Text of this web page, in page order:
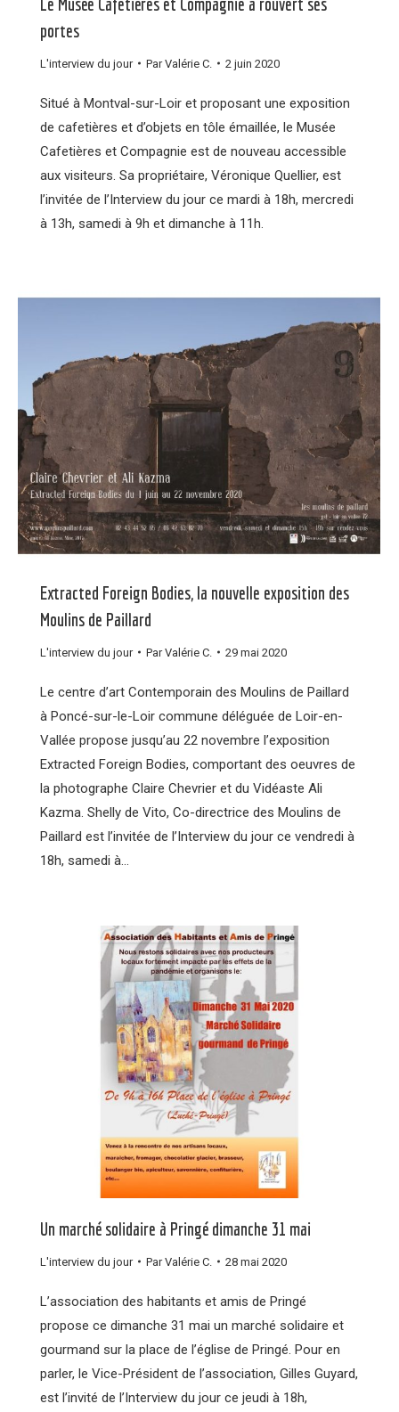
portes
L'interview du jour ParValérie C. 2 juin 2020
Situé à Montval-sur-Loir et proposant une exposition
de cafetières et d’objets en tôle émaillée, le Musée
Cafetières et Compagnie est de nouveau accessible
aux visiteurs. Sa propriétaire, Véronique Quellier, est
l’invitée de l’Interview du jour ce mardi à 18h, mercredi
à 13h, samedi à 9h et dimanche à 11h.
Extracted Foreign Bodies, la nouvelle exposition des
Moulins de Paillard
L'interview du jour ParValérie C. 29 mai 2020
Le centre d’art Contemporain des Moulins de Paillard
à Poncé-sur-le-Loir commune déléguée de Loir-en-
Vallée propose jusqu’au 22 novembre l’exposition
Extracted Foreign Bodies, comportant des oeuvres de
la photographe Claire Chevrier et du Vidéaste Ali
Kazma. Shelly de Vito, Co-directrice des Moulins de
Paillard est l’invitée de l’Interview du jour ce vendredi à
18h, samedi à…
Un marché solidaire à Pringé dimanche 31 mai
L'interview du jour ParValérie C. 28 mai 2020
L’association des habitants et amis de Pringé
propose ce dimanche 31 mai un marché solidaire et
gourmand sur la place de l’église de Pringé. Pour en
parler, le Vice-Président de l’association, Gilles Guyard,
est l’invité de l’Interview du jour ce jeudi à 18h,